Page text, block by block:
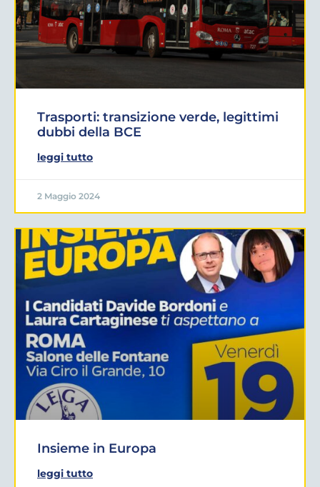
Trasporti: transizione verde, legittimi
dubbi della BCE
leggi tutto
2 Maggio 2024
Insieme in Europa
leggi tutto